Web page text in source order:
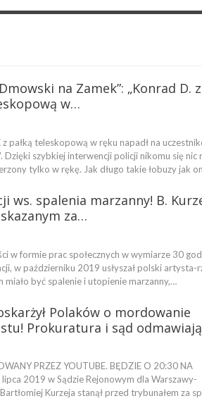
na Zamek”: „Konrad D. z
w…
pałką teleskopową w ręku napadł na
Dzięki szybkiej interwencji policji nikomu się nic
tylko w rękę. Jak długo takie łobuzy jak
ws. spalenia marzanny! B.
za…
w formie prac społecznych w wymiarze 30
w październiku 2019 usłyszał polski artysta-
miało być spalenie i utopienie marzanny,…
Polaków o mordowanie
Prokuratura i sąd
PRZEZ YOUTUBE. BĘDZIE O 20:30 NA
lipca 2019 w Sądzie Rejonowym dla Warszawy-
Kurzeja stanął przed trybunałem za